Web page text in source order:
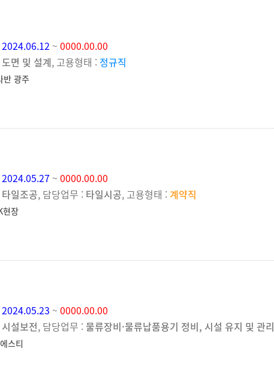
2024.06.12 ~ 0000.00.00
도면 및 설계, 고용형태 : 정규직
반 광주
2024.05.27 ~ 0000.00.00
타일조공, 담당업무 : 타일시공, 고용형태 : 계약직
현장
2024.05.23 ~ 0000.00.00
시설보전, 담당업무 : 물류장비·물류납품용기 정비, 시설 유지 및 관리
스티